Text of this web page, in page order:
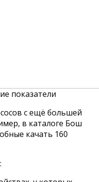
показатели
с ещё большей
в каталоге Бош
качать 160